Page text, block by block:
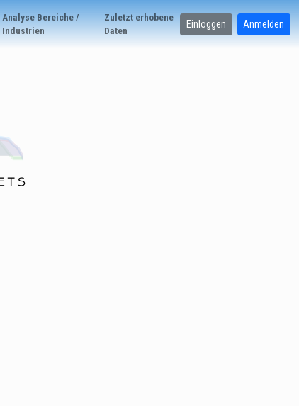
Analyse Bereiche /
Industrien
Zuletzt erhobene
Daten
Einloggen Anmelden